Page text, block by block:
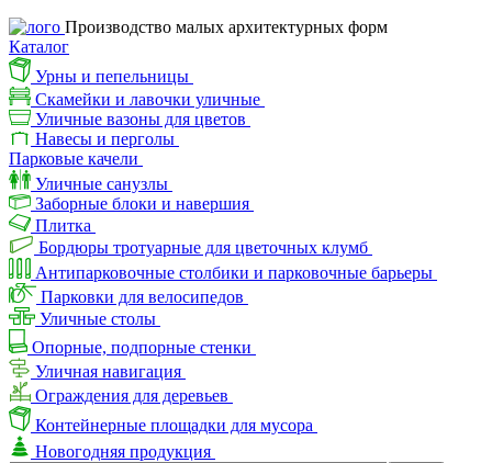
Производство малых архитектурных форм
Каталог
Урны и пепельницы
Скамейки и лавочки уличные
Уличные вазоны для цветов
Навесы и перголы
Парковые качели
Уличные санузлы
Заборные блоки и навершия
Плитка
Бордюры тротуарные для цветочных клумб
Антипарковочные столбики и парковочные барьеры
Парковки для велосипедов
Уличные столы
Опорные, подпорные стенки
Уличная навигация
Ограждения для деревьев
Контейнерные площадки для мусора
Новогодняя продукция